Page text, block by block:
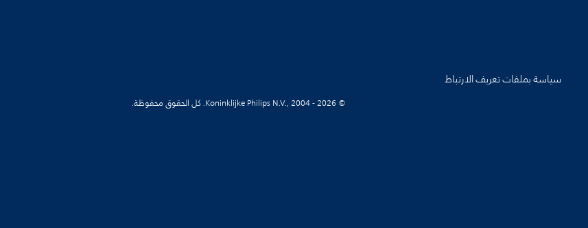
سياسة بملفات تعريف الارتباط
© Koninklijke Philips N.V., 2004 - 2026. كل الحقوق محفوظة.